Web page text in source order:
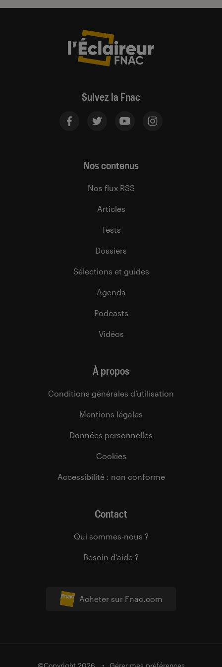
Suivez la Fnac
Acheter sur Fnac.com
Nos contenus
Nos flux RSS
Articles
Tests
Dossiers
Sélections et guides
Agenda
Podcasts
Vidéos
À propos
Conditions générales d’utilisation
Mentions légales
Données personnelles
Cookies
Accessibilité : non conforme
Contact
Qui sommes-nous ?
Besoin d’aide ?
©Copyright 2026 Gérer mes préférences